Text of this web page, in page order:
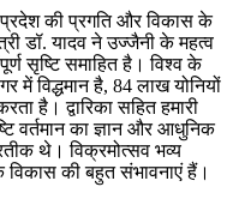
की प्रगति और विकास के
डॉ. यादव ने उज्जैनी के महत्व
सृष्टि समाहित है। विश्व के
विद्धमान है, 84 लाख योनियों
है। द्वारिका सहित हमारी
वर्तमान का ज्ञान और आधुनिक
थे। विक्रमोत्सव भव्य
की बहुत संभावनाएं हैं।